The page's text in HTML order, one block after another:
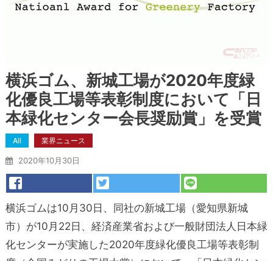
横浜ゴム、新城工場が2020年度緑
化優良工場等表彰制度において「日
本緑化センター会長奨励賞」を受賞
All 業界ニュース
2020年10月30日
横浜ゴムは10月30日、同社の新城工場（愛知県新城
市）が10月22日、経済産業省および一般財団法人日本緑
化センターが実施した2020年度緑化優良工場等表彰制